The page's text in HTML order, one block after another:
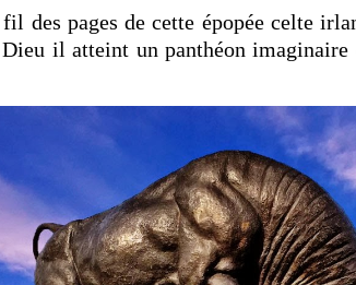
des pages de cette épopée celte
il atteint un panthéon imaginaire